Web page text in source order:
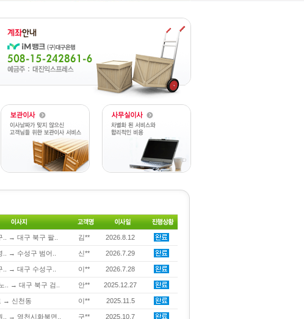
.. → 대구 북구 팔.. 김** 2026.8.12
.. → 수성구 범어.. 신** 2026.7.29
.. → 대구 수성구.. 이** 2026.7.28
.. → 대구 북구 검.. 안** 2025.12.27
→ 신천동 이** 2025.11.5
.. → 영천시화북면.. 구** 2025.10.7